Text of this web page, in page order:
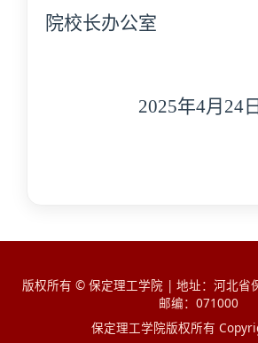
院校长办公室
2025年4月 24 日
版权所有 © 保定理工学院 | 地址：河北省
邮编：071000
保定理工学院版权所有